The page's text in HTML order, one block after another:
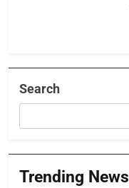
Search
Trending News